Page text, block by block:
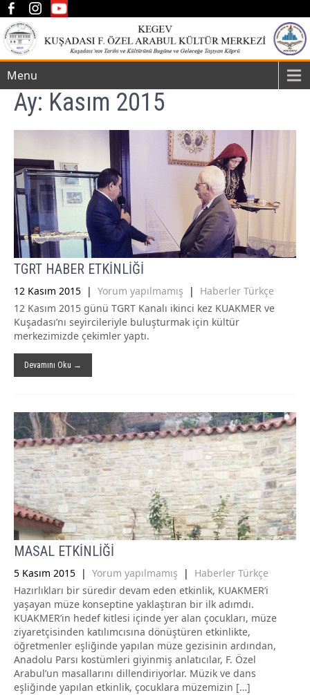
Menu
Ay: Kasım 2015
TGRT HABER ETKİNLİĞİ
12 Kasım 2015 | Yorum yapılmamış | Haberler Türkçe
12 Kasım 2015 günü TGRT Kanalı ikinci kez KUAKMER ve
Kuşadası’nı seyircileriyle buluşturmak için kültür
merkezimizde çekimler yaptı.
Devamını Oku →
MASAL ETKİNLİĞİ
5 Kasım 2015 | Yorum yapılmamış | Haberler Türkçe
Hazırlıkları bir süredir devam eden etkinlik, KUAKMER’i
yaşayan müze konseptine yaklaştıran bir ilk adımdı.
KUAKMER’in hedef kitlesi içinde yer alan çocukları, müze
ziyaretçisinden katılımcısına dönüştüren etkinlikte,
öğretmenler eşliğinde yapılan müze gezisinin ardından,
Anadolu Parsı kostümleri giyinmiş anlatıcılar, F. Özel
Arabul’un masallarını dillendiriyorlar. Müzik ve dans
eşliğinde yapılan etkinlik, çocuklara müzemizin […]